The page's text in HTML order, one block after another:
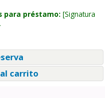
para préstamo: Signatura
carrito